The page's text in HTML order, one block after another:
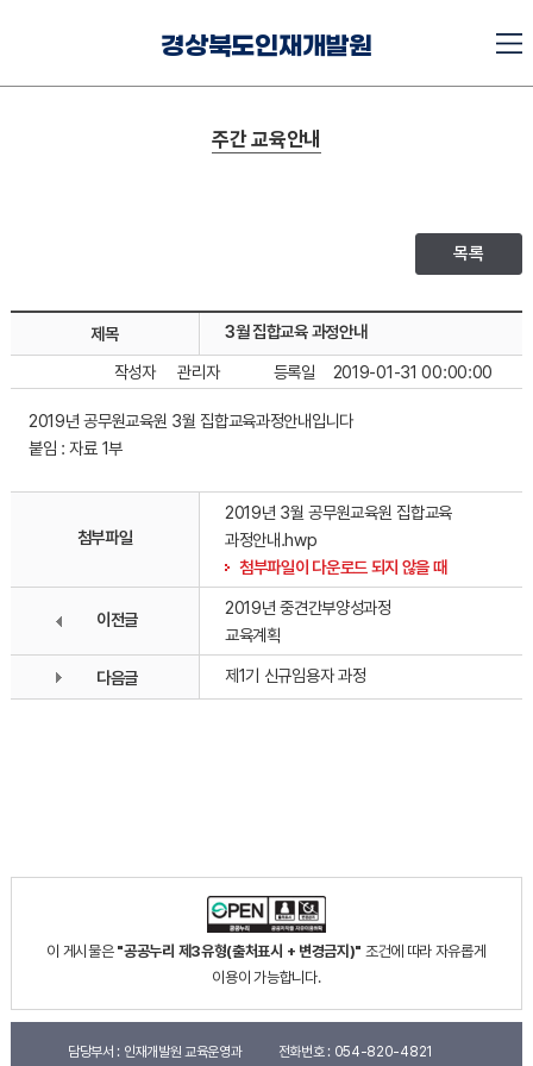
경상북도인재개발원
주간 교육안내
목록
제목
3월 집합교육 과정안내
등록일
2019-01-31 00:00:00
작성자 관리자
2019년 공무원교육원 3월 집합교육과정안내입니다
붙임 : 자료 1부
첨부파일
2019년 3월 공무원교육원 집합교육
과정안내.hwp
첨부파일이 다운로드 되지 않을 때
이전글
2019년 중견간부양성과정
교육계획
다음글 제1기 신규임용자 과정
이 게시물은 "공공누리 제3유형(출처표시 + 변경금지)" 조건에 따라 자유롭게
이용이 가능합니다.
담당부서 : 인재개발원 교육운영과 전화번호 : 054-820-4821